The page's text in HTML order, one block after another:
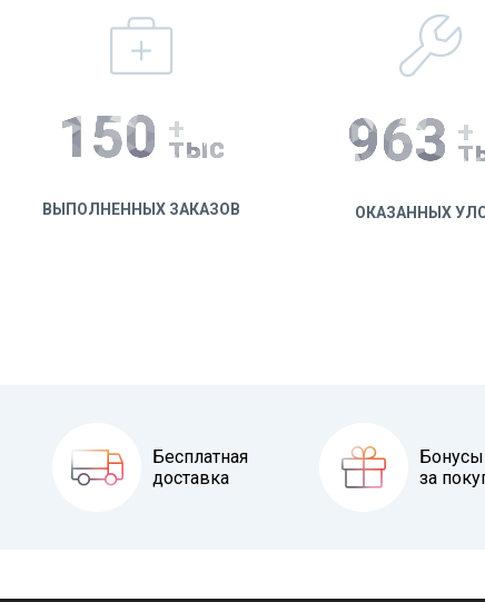
150 +
тыс
ВЫПОЛНЕННЫХ ЗАКАЗОВ
1000
ОКАЗАННЫХ
Бесплатная
доставка
Бонусы
за